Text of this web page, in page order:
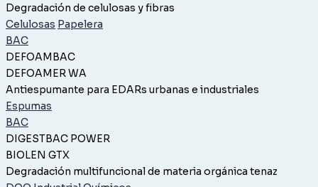
Degradación de celulosas y fibras
Celulosas Papelera
BAC
DEFOAMBAC
DEFOAMER WA
Antiespumante para EDARs urbanas e industriales
Espumas
BAC
DIGESTBAC POWER
BIOLEN GTX
Degradación multifuncional de materia orgánica tenaz